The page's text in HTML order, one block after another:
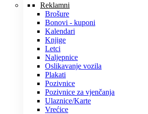
Reklamni
Brošure
Bonovi - kuponi
Kalendari
Knjige
Letci
Naljepnice
Oslikavanje vozila
Plakati
Pozivnice
Pozivnice za vjenčanja
Ulaznice/Karte
Vrećice